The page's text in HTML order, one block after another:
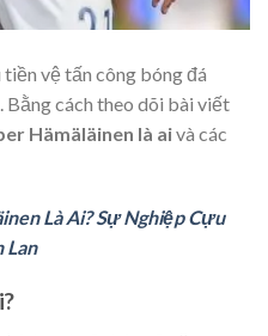
vệ tấn công bóng đá
Bằng cách theo dõi bài viết
Hämäläinen là aivà các
Là Ai? Sự Nghiệp Cựu
Lan